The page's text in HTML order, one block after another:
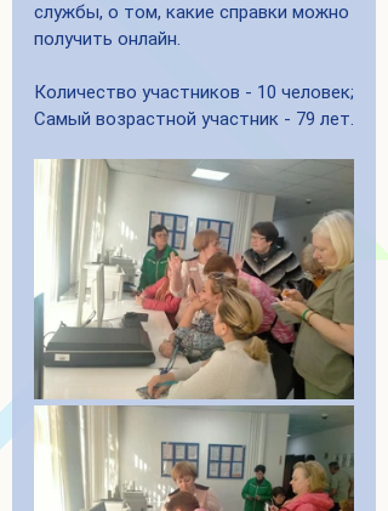
службы, о том, какие справки можно
получить онлайн.
Количество участников - 10 человек;
Самый возрастной участник - 79 лет.